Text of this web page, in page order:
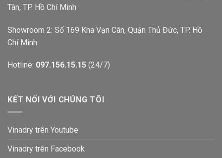
Tân, TP. Hồ Chí Minh
Showroom 2: Số 169 Kha Vạn Cân, Quận Thủ Đức, TP. Hồ
Chí Minh
Hotline: 097.156.15.15 (24/7)
KẾT NỐI VỚI CHÚNG TÔI
Vinadry trên Youtube
Vinadry trên Facebook